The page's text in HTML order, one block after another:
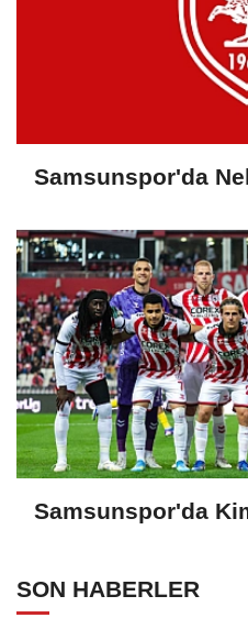
Samsunspor'da
Samsunspor'da
SON HABERLER